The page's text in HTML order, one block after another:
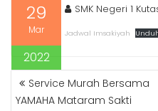
29
Mar
2022
SMK Negeri 1
Jadwal Imsakiyah
NAVIGASI
POSService Murah Bersama
YAMAHA Mataram Sakti